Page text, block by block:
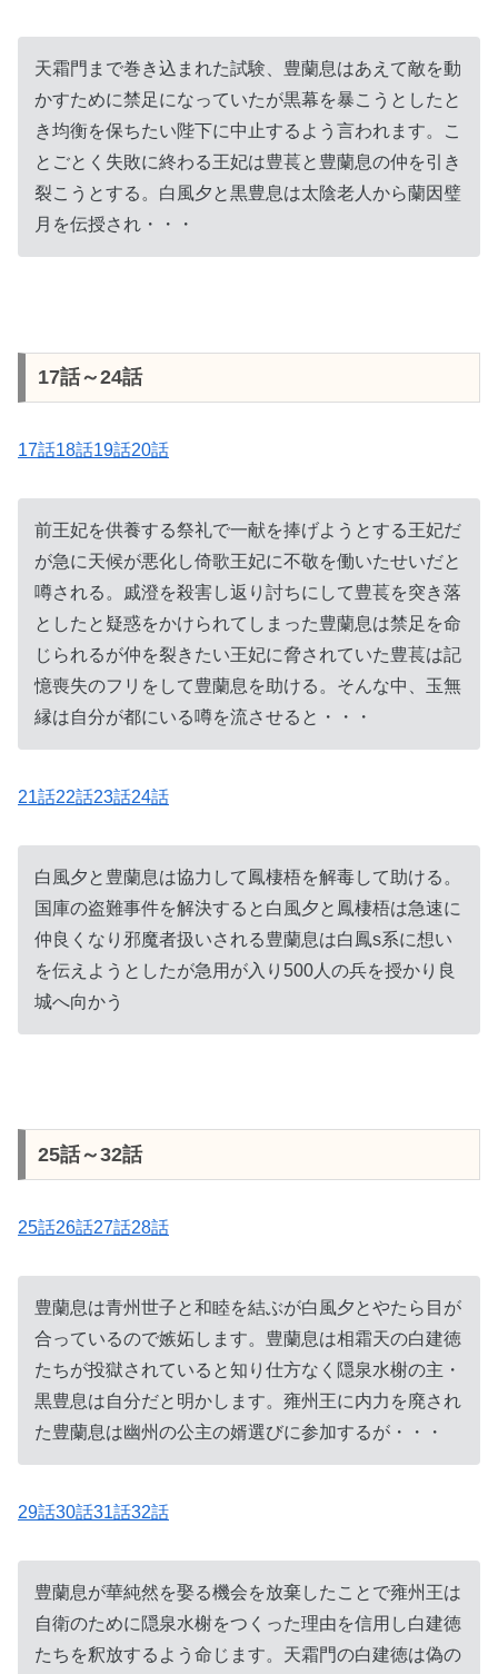
天霜門まで巻き込まれた試験、豊蘭息はあえて敵を動
かすために禁足になっていたが黒幕を暴こうとしたと
き均衡を保ちたい陛下に中止するよう言われます。こ
とごとく失敗に終わる王妃は豊萇と豊蘭息の仲を引き
裂こうとする。白風夕と黒豊息は太陰老人から蘭因璧
月を伝授され・・・
17話～24話
17話18話19話20話
前王妃を供養する祭礼で一献を捧げようとする王妃だ
が急に天候が悪化し倚歌王妃に不敬を働いたせいだと
噂される。戚澄を殺害し返り討ちにして豊萇を突き落
としたと疑惑をかけられてしまった豊蘭息は禁足を命
じられるが仲を裂きたい王妃に脅されていた豊萇は記
憶喪失のフリをして豊蘭息を助ける。そんな中、玉無
縁は自分が都にいる噂を流させると・・・
21話22話23話24話
白風夕と豊蘭息は協力して鳳棲梧を解毒して助ける。
国庫の盗難事件を解決すると白風夕と鳳棲梧は急速に
仲良くなり邪魔者扱いされる豊蘭息は白鳳s系に想い
を伝えようとしたが急用が入り500人の兵を授かり良
城へ向かう
25話～32話
25話26話27話28話
豊蘭息は青州世子と和睦を結ぶが白風夕とやたら目が
合っているので嫉妬します。豊蘭息は相霜天の白建徳
たちが投獄されていると知り仕方なく隠泉水榭の主・
黒豊息は自分だと明かします。雍州王に内力を廃され
た豊蘭息は幽州の公主の婿選びに参加するが・・・
29話30話31話32話
豊蘭息が華純然を娶る機会を放棄したことで雍州王は
自衛のために隠泉水榭をつくった理由を信用し白建徳
たちを釈放するよう命じます。天霜門の白建徳は偽の